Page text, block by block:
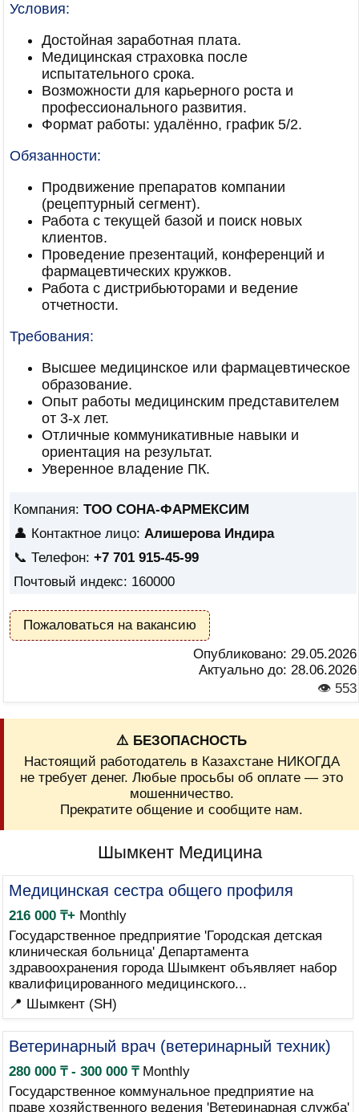
Условия:
Достойная заработная плата.
Медицинская страховка после
испытательного срока.
Возможности для карьерного роста и
профессионального развития.
Формат работы: удалённо, график 5/2.
Обязанности:
Продвижение препаратов компании
(рецептурный сегмент).
Работа с текущей базой и поиск новых
клиентов.
Проведение презентаций, конференций и
фармацевтических кружков.
Работа с дистрибьюторами и ведение
отчетности.
Требования:
Высшее медицинское или фармацевтическое
образование.
Опыт работы медицинским представителем
от 3-х лет.
Отличные коммуникативные навыки и
ориентация на результат.
Уверенное владение ПК.
Компания: ТОО СОНА-ФАРМЕКСИМ
👤 Контактное лицо: Алишерова Индира
📞 Телефон: +7 701 915-45-99
Почтовый индекс: 160000
Пожаловаться на вакансию
Опубликовано: 29.05.2026
Актуально до: 28.06.2026
👁 553
⚠️ БЕЗОПАСНОСТЬ
Настоящий работодатель в Казахстане НИКОГДА
не требует денег. Любые просьбы об оплате — это
мошенничество.
Прекратите общение и сообщите нам.
Шымкент Медицина
Медицинская сестра общего профиля
216 000 ₸+Monthly
Государственное предприятие 'Городская детская
клиническая больница' Департамента
здравоохранения города Шымкент объявляет набор
квалифицированного медицинского...
📍 Шымкент (SH)
Ветеринарный врач (ветеринарный техник)
280 000 ₸ - 300 000 ₸Monthly
Государственное коммунальное предприятие на
праве хозяйственного ведения 'Ветеринарная служба'